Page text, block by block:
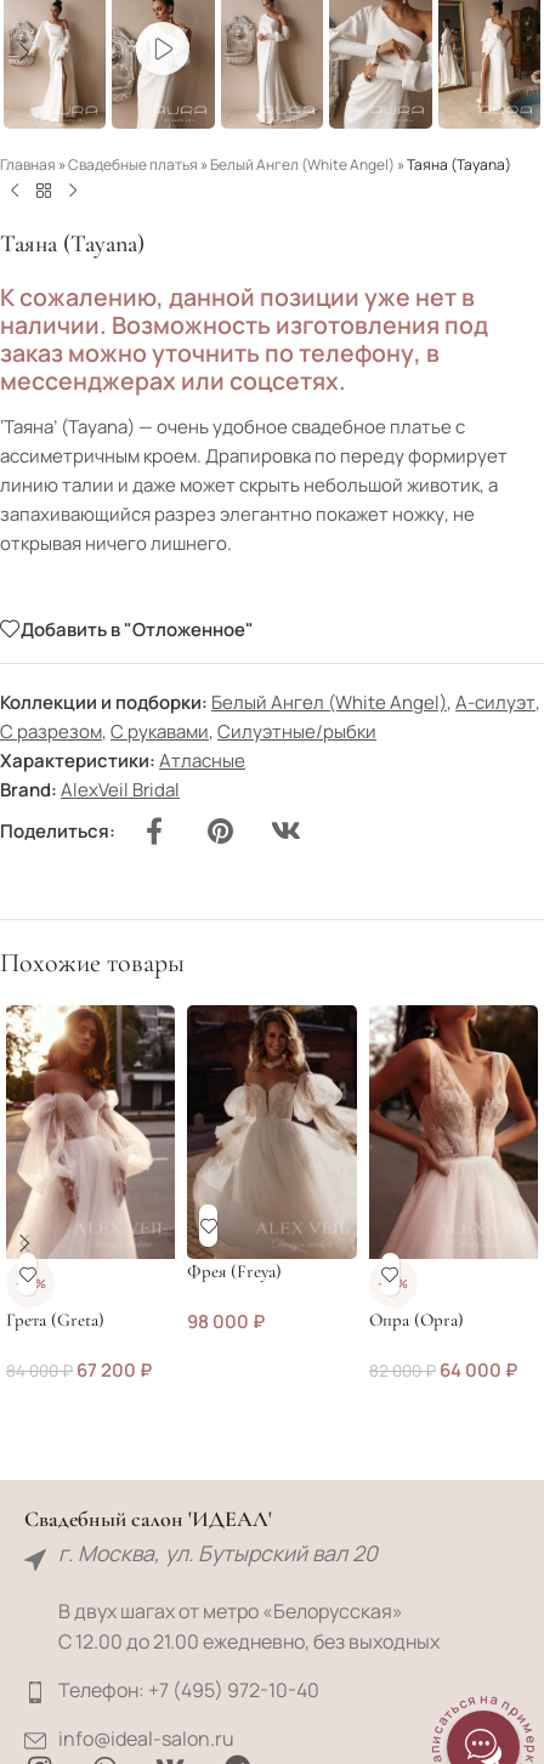
Главная »Свадебные платья »Белый Ангел (White Angel) »Таяна (Tayana)
Таяна (Tayana)
К сожалению, данной позиции уже нет в
наличии. Возможность изготовления под
заказ можно уточнить по телефону, в
мессенджерах или соцсетях.
‘Таяна’ (Tayana) — очень удобное свадебное платье с
ассиметричным кроем. Драпировка по переду формирует
линию талии и даже может скрыть небольшой животик, а
запахивающийся разрез элегантно покажет ножку, не
открывая ничего лишнего.
Добавить в "Отложенное"
Коллекции и подборки: Белый Ангел (White Angel),А-силуэт,
С разрезом,С рукавами,Силуэтные/рыбки
Характеристики:Атласные
Brand:AlexVeil Bridal
Поделиться:
Похожие товары
-20%
Грета (Greta)
84 000₽ 67 200 ₽
Фрея (Freya)
98 000 ₽
-22%
Опра (Opra)
82 000₽ 64 000 ₽
Свадебный салон 'ИДЕАЛ'
г. Москва, ул. Бутырский вал 20
В двух шагах от метро «Белорусская»
С 12.00 до 21.00 ежедневно, без выходных
Телефон: +7 (495) 972-10-40
info@ideal-salon.ru
записаться на примерку